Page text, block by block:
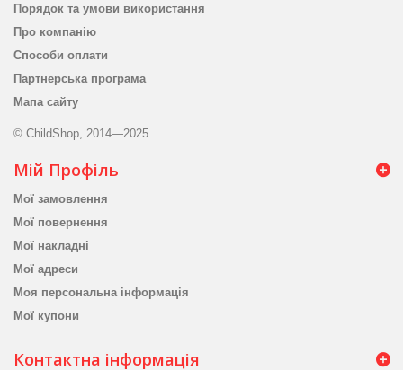
Порядок та умови використання
Про компанію
Способи оплати
Партнерська програма
Мапа сайту
© ChildShop, 2014—2025
Мій Профіль
Мої замовлення
Мої повернення
Мої накладні
Мої адреси
Моя персональна інформація
Мої купони
Контактна інформація